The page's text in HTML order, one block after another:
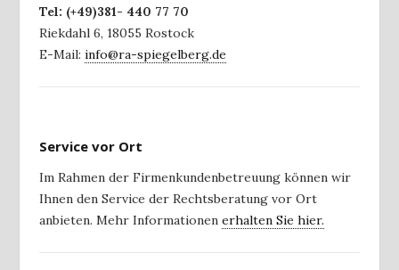
Tel: (+49)381- 440 77 70
Riekdahl 6, 18055 Rostock
E-Mail: info@ra-spiegelberg.de
Service vor Ort
Im Rahmen der Firmenkundenbetreuung können wir
Ihnen den Service der Rechtsberatung vor Ort
anbieten. Mehr Informationen erhalten Sie hier.